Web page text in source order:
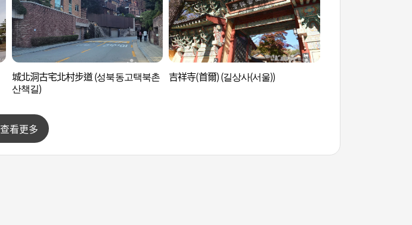
城北洞古宅北村步道 (성북동고택북촌
산책길)
吉祥寺(首爾) (길상사(서울))
查看更多